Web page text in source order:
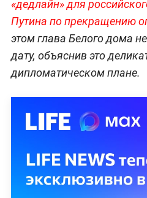
«дедлайн» для
Путина по прекращению
этом глава Белого дома
дату, объяснив это
дипломатическом плане.